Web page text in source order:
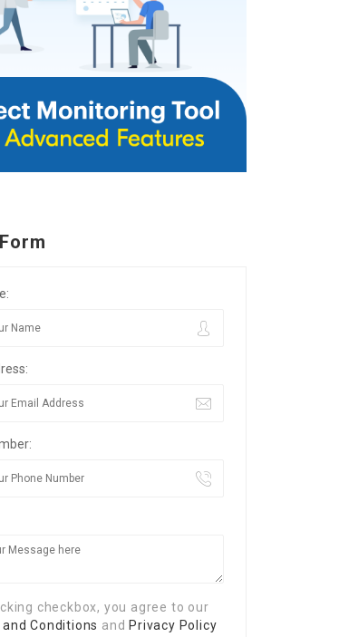
checkbox, you agree to our
Conditions and Privacy Policy